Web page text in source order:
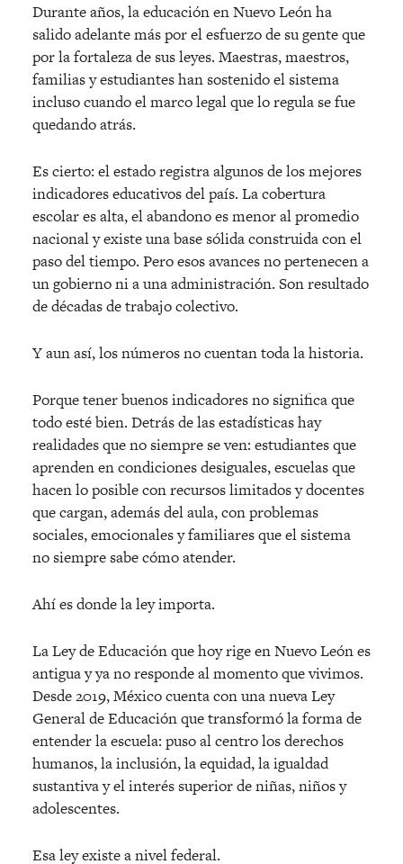
Durante años, la educación en Nuevo León ha
salido adelante más por el esfuerzo de su gente que
por la fortaleza de sus leyes. Maestras, maestros,
familias y estudiantes han sostenido el sistema
incluso cuando el marco legal que lo regula se fue
quedando atrás.
Es cierto: el estado registra algunos de los mejores
indicadores educativos del país. La cobertura
escolar es alta, el abandono es menor al promedio
nacional y existe una base sólida construida con el
paso del tiempo. Pero esos avances no pertenecen a
un gobierno ni a una administración. Son resultado
de décadas de trabajo colectivo.
Y aun así, los números no cuentan toda la historia.
Porque tener buenos indicadores no significa que
todo estébien. Detrás de las estadísticas hay
realidades que no siempre se ven: estudiantes que
aprenden en condiciones desiguales, escuelas que
hacen lo posible con recursos limitados y docentes
que cargan, además del aula, con problemas
sociales, emocionales y familiares que el sistema
no siempre sabe cómo atender.
Ahí es donde la ley importa.
La Ley de Educación que hoy rige en Nuevo León es
antigua y ya no responde al momento que vivimos.
Desde 2019, México cuenta con una nueva Ley
General de Educación que transformó la forma de
entender la escuela: puso al centro los derechos
humanos, la inclusión, la equidad, la igualdad
sustantiva y el interés superior de niñas, niños y
adolescentes.
Esa ley existe a nivel federal.